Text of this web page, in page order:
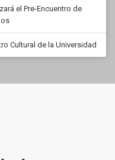
el Pre-Encuentro de
Cultural de la Universidad